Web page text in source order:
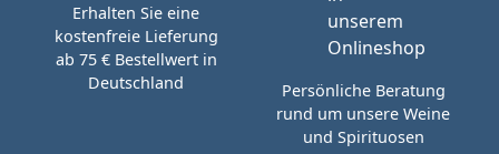
Erhalten Sie eine
kostenfreie Lieferung
ab 75 € Bestellwert in
Deutschland
Persönliche Beratung
rund um unsere Weine
und Spirituosen